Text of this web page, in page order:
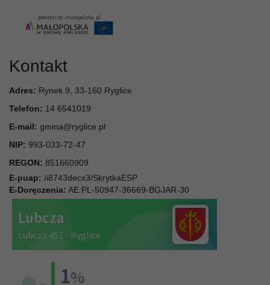
Kontakt
Adres: Rynek 9, 33-160 Ryglice
Telefon: 14 6541019
E-mail: gmina@ryglice.pl
NIP: 993-033-72-47
REGON: 851660909
E-puap: /i8743decx3/SkrytkaESP
E-Doręczenia: AE:PL-50947-36669-BGJAR-30